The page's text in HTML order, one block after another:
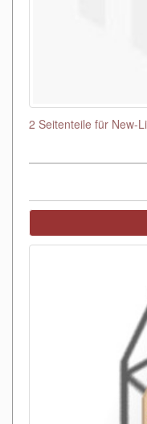
2 Seitenteile für New-